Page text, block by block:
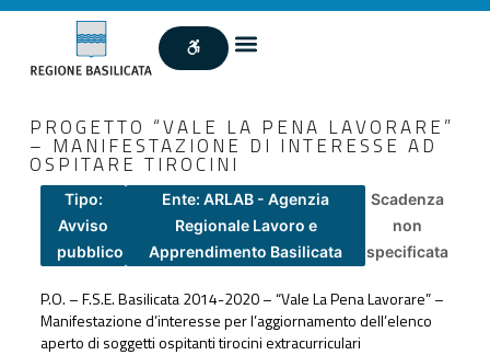
PROGETTO “VALE LA PENA LAVORARE”
– MANIFESTAZIONE DI INTERESSE AD
OSPITARE TIROCINI
Tipo:
Avviso
pubblico
Ente: ARLAB - Agenzia
Regionale Lavoro e
Apprendimento Basilicata
Scadenza
non
specificata
P.O. – F.S.E. Basilicata 2014-2020 – “Vale La Pena Lavorare” –
Manifestazione d’interesse per l’aggiornamento dell’elenco
aperto di soggetti ospitanti tirocini extracurriculari